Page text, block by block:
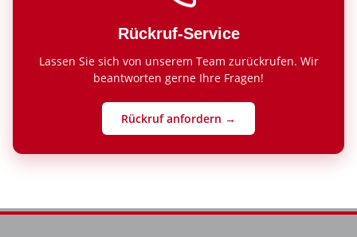
Rückruf-Service
Lassen Sie sich von unserem Team zurückrufen. Wir
beantworten gerne Ihre Fragen!
Rückruf anfordern →